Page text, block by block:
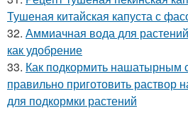
Тушеная китайская капуста с
32. Аммиачная вода для
как удобрение
33. Как подкормить нашатырным
правильно приготовить раствор
для подкормки растений